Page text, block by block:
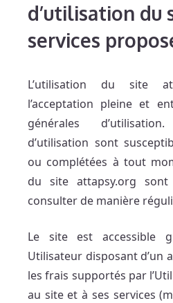
d’utilisation du
services
L’utilisation du site
l’acceptation pleine et
générales
d’utilisation sont
ou complétées à tout
du site attapsy.org
consulter de manière
Le site est accessible
Utilisateur disposant d’un
les frais supportés par
au site et à ses services